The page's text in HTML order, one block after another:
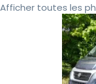
Afficher toutes les